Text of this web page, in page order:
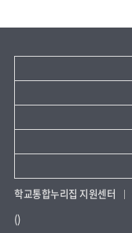
학교통합누리집 지원센터
()